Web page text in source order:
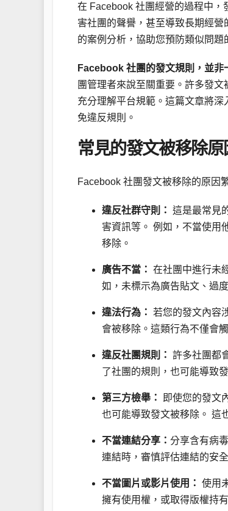
在 Facebook 社團經營的過程中
害社團的聲譽，甚至導致長期經
的案例分析，協助您預防類似問題
Facebook 社團的發文規則，並非
團管理者來說至關重要。許多發
充分理解平台規範。這篇文章將
免違反規則。
常見的發文被移除原
Facebook 社團發文被移除的原因
違反社群守則： 這是最常見
害資訊等。 例如，不當使用
移除。
廣告不當： 在社團中進行未
如，未標示為廣告貼文、過
違法行為： 若您的發文內容
會被移除。這類行為不僅會
違反社團規則： 許多社團都
了社團的規則，也可能導致
第三方檢舉：
即使您的發文
也可能導致發文被移除。 這
不當連結分享： 分享含有病
連結時，審慎評估連結的安
不當圖片或影片使用： 使用
擁有使用權，或取得版權持